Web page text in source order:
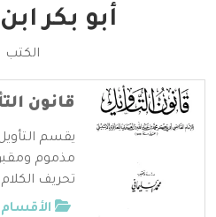
أبو بكر
الكتب 1
قانون
يقسم
مذموم
تحريف